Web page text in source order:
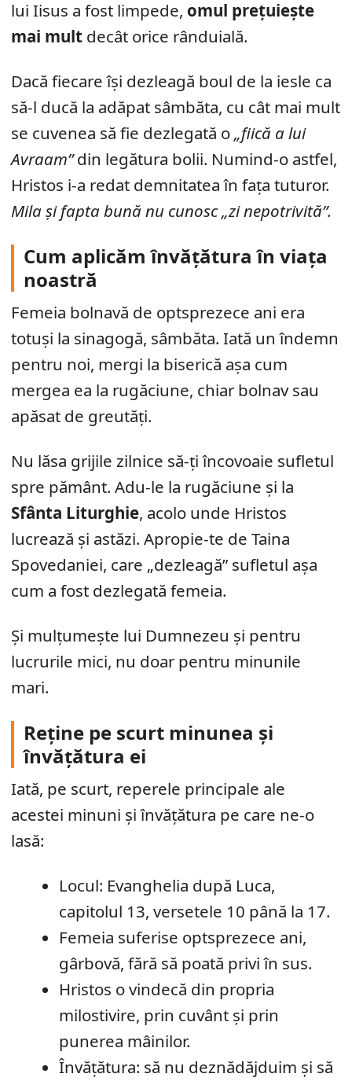
lui Iisus a fost limpede, omul prețuiește
mai mult decât orice rânduială.
Dacă fiecare își dezleagă boul de la iesle ca
să-l ducă la adăpat sâmbăta, cu cât mai mult
se cuvenea să fie dezlegată o„fiică a lui
Avraam”din legătura bolii. Numind-o astfel,
Hristos i-a redat demnitatea în fața tuturor.
Mila și fapta bună nu cunosc „zi nepotrivită”.
Cum aplicăm învățătura în viața
noastră
Femeia bolnavă de optsprezece ani era
totuși la sinagogă, sâmbăta. Iată un îndemn
pentru noi, mergi la biserică așa cum
mergea ea la rugăciune, chiar bolnav sau
apăsat de greutăți.
Nu lăsa grijile zilnice să-ți încovoaie sufletul
spre pământ. Adu-le la rugăciune și la
Sfânta Liturghie, acolo unde Hristos
lucrează și astăzi. Apropie-te de Taina
Spovedaniei, care „dezleagă” sufletul așa
cum a fost dezlegată femeia.
Și mulțumește lui Dumnezeu și pentru
lucrurile mici, nu doar pentru minunile
mari.
Reține pe scurt minunea și
învățătura ei
Iată, pe scurt, reperele principale ale
acestei minuni și învățătura pe care ne-o
lasă:
Locul: Evanghelia după Luca,
capitolul 13, versetele 10 până la 17.
Femeia suferise optsprezece ani,
gârbovă, fără să poată privi în sus.
Hristos o vindecă din propria
milostivire, prin cuvânt și prin
punerea mâinilor.
Învățătura: să nu deznădăjduim și să